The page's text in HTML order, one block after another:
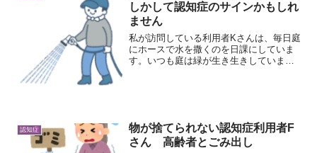
しかして認知症のサインかもしれ
ません
私が訪問している利用者Kさんは、毎日庭
にホースで水を撒くのを日課にしていま
す。いつも庭は緑が生き生きしていま
認知症
物が捨てられない認知症利用者F
さん 高齢者とごみ出し